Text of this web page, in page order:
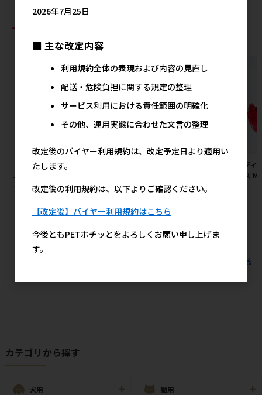
［九州ペットフード］お買い得
ふりかけ 鶏ささみとチーズ小粒
タイプ 230g【8月特価】
参考上代 2,325円
［ペテ
ーネス
すべてのおすすめ商品を見る
カテゴリから探す
犬用 猫用
2026年7月25日
■ 主な改定内容
利用規約全体の表現および内容の見直し
配送・危険負担に関する規定の整理
サービス利用における責任範囲の明確化
その他、運用実態に合わせた文言の整理
改定後のバイヤー利用規約は、改定予定日より適用い
たします。
改定後の利用規約は、以下よりご確認ください。
【改定後】バイヤー利用規約はこちら
今後ともPETポチッとをよろしくお願い申し上げま
す。